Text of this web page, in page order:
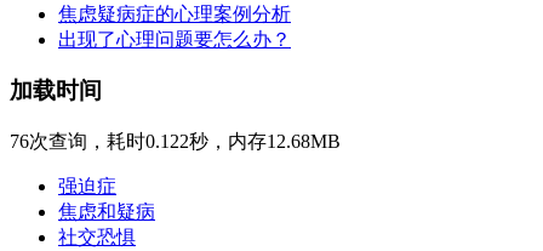
焦虑疑病症的心理案例分析
出现了心理问题要怎么办？
加载时间
76次查询，耗时0.122秒，内存12.68MB
强迫症
焦虑和疑病
社交恐惧